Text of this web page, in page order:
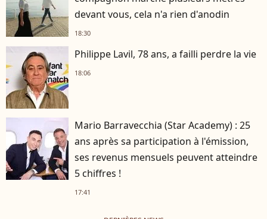
devant vous, cela n'a rien d'anodin
18:30
Philippe Lavil, 78 ans, a failli perdre la vie
18:06
Mario Barravecchia (Star Academy) : 25
ans après sa participation à l'émission,
ses revenus mensuels peuvent atteindre
5 chiffres !
17:41